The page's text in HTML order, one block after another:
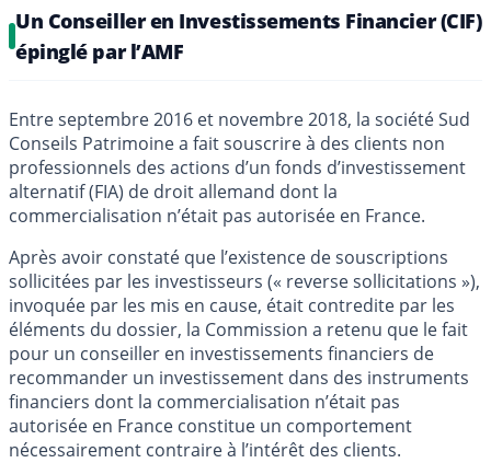
Un Conseiller en Investissements Financier (CIF)
épinglé par l’AMF
Entre septembre 2016 et novembre 2018, la société Sud
Conseils Patrimoine a fait souscrire à des clients non
professionnels des actions d’un fonds d’investissement
alternatif (FIA) de droit allemand dont la
commercialisation n’était pas autorisée en France.
Après avoir constaté que l’existence de souscriptions
sollicitées par les investisseurs (« reverse sollicitations »),
invoquée par les mis en cause, était contredite par les
éléments du dossier, la Commission a retenu que le fait
pour un conseiller en investissements financiers de
recommander un investissement dans des instruments
financiers dont la commercialisation n’était pas
autorisée en France constitue un comportement
nécessairement contraire à l’intérêt des clients.